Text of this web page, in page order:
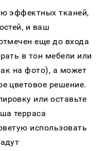
эффектных тканей,
и ваш
еще до входа
в тон мебели или
на фото), а может
цветовое решение.
или оставьте
терраса
использовать